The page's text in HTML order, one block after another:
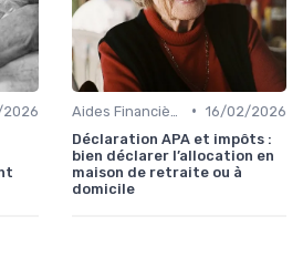
2026
• 16/02/2026
Déclaration APA et impôts :
bien déclarer l’allocation en
maison de retraite ou à
domicile